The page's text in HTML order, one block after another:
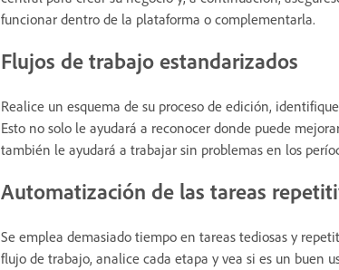
funcionar dentro de la plataforma o complementarla.
Flujos de trabajo estandarizados
Realice un esquema de su proceso de edición,
Esto no solo le ayudará a reconocer donde puede
también le ayudará a trabajar sin problemas en los
Automatización de las tareas
Se emplea demasiado tiempo en tareas tediosas y
flujo de trabajo, analice cada etapa y vea si es un buen